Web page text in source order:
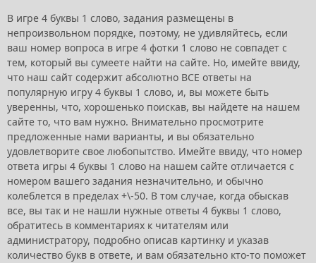
В игре 4 буквы 1 слово, задания размещены в
непроизвольном порядке, поэтому, не удивляйтесь, если
ваш номер вопроса в игре 4 фотки 1 слово не совпадет с
тем, который вы сумеете найти на сайте. Но, имейте ввиду,
что наш сайт содержит абсолютно ВСЕ ответы на
популярную игру 4 буквы 1 слово, и, вы можете быть
уверенны, что, хорошенько поискав, вы найдете на нашем
сайте то, что вам нужно. Внимательно просмотрите
предложенные нами варианты, и вы обязательно
удовлетворите свое любопытство. Имейте ввиду, что номер
ответа игры 4 буквы 1 слово на нашем сайте отличается с
номером вашего задания незначительно, и обычно
колеблется в пределах +\-50. В том случае, когда обыскав
все, вы так и не нашли нужные ответы 4 буквы 1 слово,
обратитесь в комментариях к читателям или
администратору, подробно описав картинку и указав
количество букв в ответе, и вам обязательно кто-то поможет